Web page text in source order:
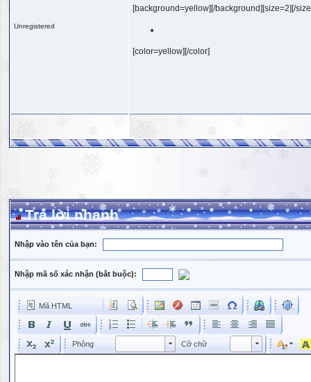
Unregistered
[background=yellow][/background][size=2][/
[color=yellow][/color]
Trả lời nhanh
Nhập vào tên của bạn:
Nhập mã số xác nhận (bắt buộc):
Mã HTML
Phông Phông Cỡ chữ Kích cỡ phông